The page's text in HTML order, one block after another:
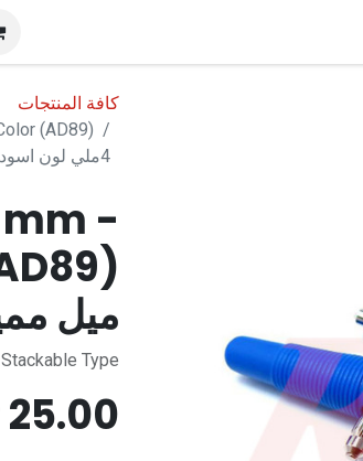
كافة المنتجات
4ملي لون اسود
mm -
ميل مميز
Type
25.00